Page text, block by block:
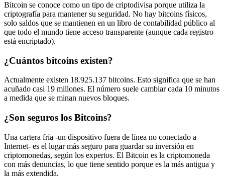
Bitcoin se conoce como un tipo de criptodivisa porque utiliza la
criptografía para mantener su seguridad. No hay bitcoins físicos,
solo saldos que se mantienen en un libro de contabilidad público al
que todo el mundo tiene acceso transparente (aunque cada registro
está encriptado).
¿Cuántos bitcoins existen?
Actualmente existen 18.925.137 bitcoins. Esto significa que se han
acuñado casi 19 millones. El número suele cambiar cada 10 minutos
a medida que se minan nuevos bloques.
¿Son seguros los Bitcoins?
Una cartera fría -un dispositivo fuera de línea no conectado a
Internet- es el lugar más seguro para guardar su inversión en
criptomonedas, según los expertos. El Bitcoin es la criptomoneda
con más denuncias, lo que tiene sentido porque es la más antigua y
la más extendida.